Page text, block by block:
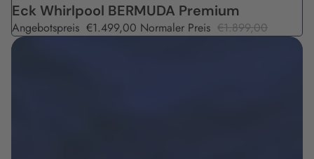
Angebot
Eck Whirlpool BERMUDA Premium
Angebotspreis €1.499,00 Normaler Preis €1.899,00